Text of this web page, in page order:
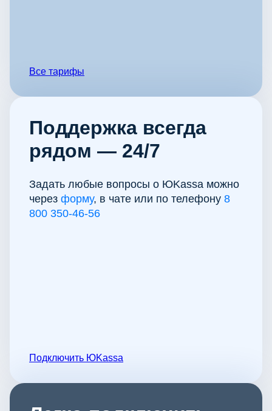
Все тарифы
Поддержка всегда
рядом — 24/7
Задать любые вопросы о ЮKassa можно
через форму, в чате или по телефону 8
800 350-46-56
Подключить ЮKassa